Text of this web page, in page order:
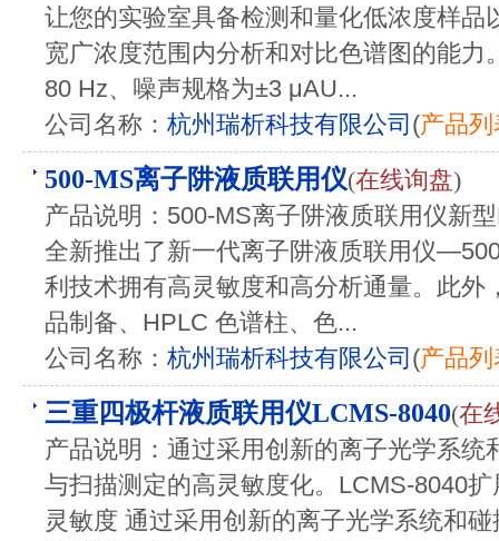
让您的实验室具备检测和量化低浓度样品
宽广浓度范围内分析和对比色谱图的能力
80 Hz、噪声规格为±3 μAU...
公司名称： 杭州瑞析科技有限公司 (产品
500-MS离子阱液质联用仪(在线询盘)
产品说明：500-MS离子阱液质联用仪新
全新推出了新一代离子阱液质联用仪
利技术拥有高灵敏度和高分析通量。此外
品制备、HPLC 色谱柱、色...
公司名称： 杭州瑞析科技有限公司 (产品
三重四极杆液质联用仪LCMS-8040(在
产品说明：通过采用创新的离子光学系统
与扫描测定的高灵敏度化。LCMS-8040
灵敏度 通过采用创新的离子光学系统和